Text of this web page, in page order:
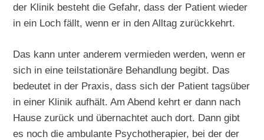
der Klinik besteht die Gefahr, dass der Patient wieder
in ein Loch fällt, wenn er in den Alltag zurückkehrt.
Das kann unter anderem vermieden werden, wenn er
sich in eine teilstationäre Behandlung begibt. Das
bedeutet in der Praxis, dass sich der Patient tagsüber
in einer Klinik aufhält. Am Abend kehrt er dann nach
Hause zurück und übernachtet auch dort. Dann gibt
es noch die ambulante Psychotherapier, bei der der